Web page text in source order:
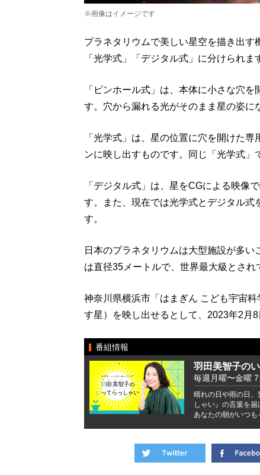
※画像はイメージです
プラネタリウムで美しい星空を描き出す
「光学式」「デジタル式」に分けられま
「ピンホール式」は、本体に小さな穴
す。穴から漏れる光がそのまま星の姿に
「光学式」は、星の位置に穴を開けた
ンに映し出すものです。同じ「光学式」
「デジタル式」は、星をCGによる映像
す。また、現在では光学式とデジタル
す。
日本のプラネタリウムは大型施設が多
は直径35メートルで、世界最大級とされ
神奈川県横浜市「はまぎん こども宇宙
す星）を映し出せるとして、2023年2月
番組情報
羽田美智子の
毎週月曜〜金曜
晴れの日や雨の日
しゃい』の言葉を届
あなたの朝がいつも